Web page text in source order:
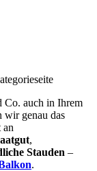
Co. auch in Ihrem
wir genau das
an
,
Stauden –
.